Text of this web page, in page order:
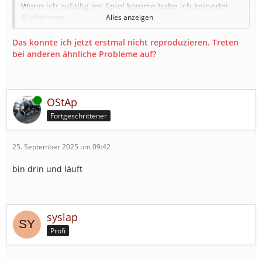
Wenn ich zufällig ins Spiel komme habe ich keinerlei
Jeder Tastdruck endet in einer Endlos Schleife.
Langsam macht es wirklich keinen Spass mehr.
alle Möglichkeiten Speicher leeren, Spielneustart,
RechnerneuStart usw. versucht.
Keine Besserung.
Alles anzeigen
Das konnte ich jetzt erstmal nicht reproduzieren. Treten
bei anderen ähnliche Probleme auf?
Online OStAp
Fortgeschrittener
25. September 2025 um 09:42
bin drin und läuft
syslap
Profi